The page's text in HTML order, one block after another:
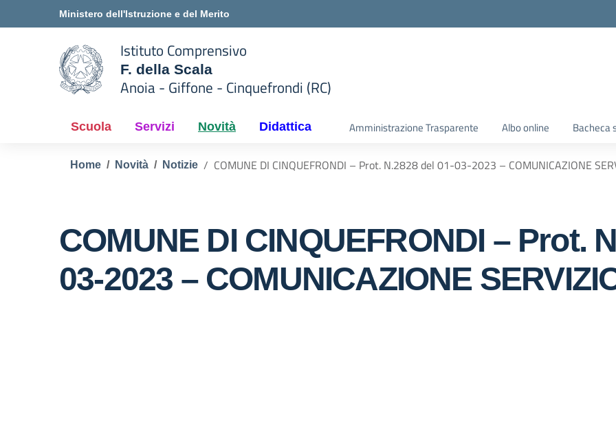
Ministero dell'Istruzione e del Merito
scuola
Istituto Comprensivo
F. della Scala
Anoia - Giffone - Cinquefrondi (RC)
Scuola Servizi Novità Didattica Amministrazione Trasparente Albo online Bacheca
Home Novità Notizie COMUNE DI CINQUEFRONDI – Prot. N.2828 del 01-03-2023 – COMUNICAZIONE
COMUNE DI CINQUEFRONDI – Prot.
03-2023 – COMUNICAZIONE